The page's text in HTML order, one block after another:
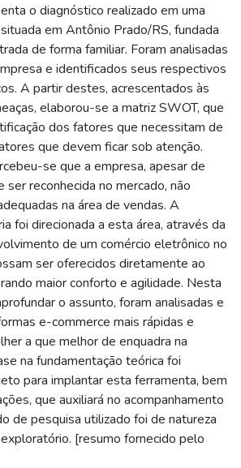
o diagnóstico realizado em uma
em Antônio Prado/RS, fundada
de forma familiar. Foram analisadas
e identificados seus respectivos
A partir destes, acrescentados às
elaborou-se a matriz SWOT, que
dos fatores que necessitam de
que devem ficar sob atenção.
se que a empresa, apesar de
reconhecida no mercado, não
na área de vendas. A
foi direcionada a esta área, através da
de um comércio eletrônico no
ser oferecidos diretamente ao
maior conforto e agilidade. Nesta
o assunto, foram analisadas e
e-commerce mais rápidas e
a que melhor de enquadra na
na fundamentação teórica foi
para implantar esta ferramenta, bem
que auxiliará no acompanhamento
de pesquisa utilizado foi de natureza
[resumo fornecido pelo